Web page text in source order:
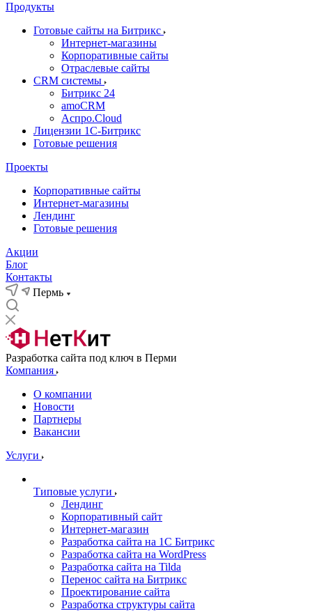
Продукты
Готовые сайты на Битрикс
Интернет-магазины
Корпоративные сайты
Отраслевые сайты
CRM системы
Битрикс 24
amoCRM
Аспро.Cloud
Лицензии 1С-Битрикс
Готовые решения
Проекты
Корпоративные сайты
Интернет-магазины
Лендинг
Готовые решения
Акции
Блог
Контакты
Пермь
Разработка сайта под ключ в Перми
Компания
О компании
Новости
Партнеры
Вакансии
Услуги
Типовые услуги
Лендинг
Корпоративный сайт
Интернет-магазин
Разработка сайта на 1С Битрикс
Разработка сайта на WordPress
Разработка сайта на Tilda
Перенос сайта на Битрикс
Проектирование сайта
Разработка структуры сайта